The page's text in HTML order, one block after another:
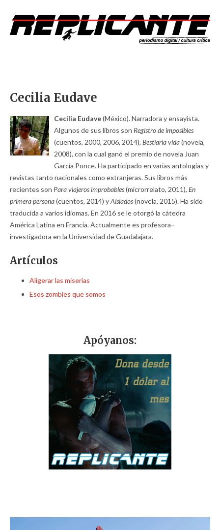
Cecilia Eudave
Cecilia Eudave(México). Narradora y ensayista.
Algunos de sus libros son Registro de imposibles
(cuentos, 2000, 2006, 2014), Bestiaria vida(novela,
2008), con la cual ganó el premio de novela Juan
García Ponce. Ha participado en varias antologías y
revistas tanto nacionales como extranjeras. Sus libros más
recientes son Para viajeros improbables(microrrelato, 2011), En
primera persona(cuentos, 2014) yAislados(novela, 2015). Ha sido
traducida a varios idiomas. En 2016 se le otorgó la cátedra
América Latina en Francia. Actualmente es profesora–
investigadora en la Universidad de Guadalajara.
Artículos
Aligerar las miserias
Esos zombies que somos
Apóyanos: